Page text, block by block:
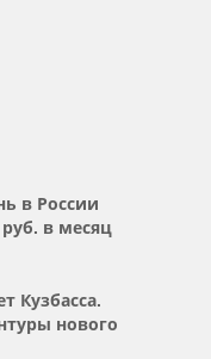
в России
руб. в месяц
Кузбасса.
нового